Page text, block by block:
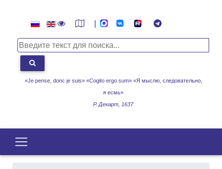
«Je pense, donc je suis» «Cogito ergo sum» «Я мыслю, следовательно,
я есмь»
Р. Декарт, 1637